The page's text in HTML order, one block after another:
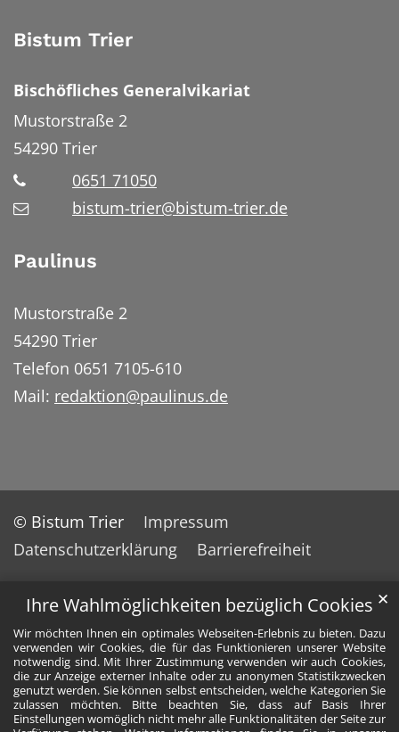
Ihre Wahlmöglichkeiten bezüglich Cookies
Wir möchten Ihnen ein optimales Webseiten-Erlebnis zu bieten. Dazu
verwenden wir Cookies, die für das Funktionieren unserer Website
notwendig sind. Mit Ihrer Zustimmung verwenden wir auch Cookies,
die zur Anzeige externer Inhalte oder zu anonymen Statistikzwecken
genutzt werden. Sie können selbst entscheiden, welche Kategorien Sie
zulassen möchten. Bitte beachten Sie, dass auf Basis Ihrer
Einstellungen womöglich nicht mehr alle Funktionalitäten der Seite zur
✕
Bistum Trier
Bischöfliches Generalvikariat
Mustorstraße 2
54290 Trier
0651 71050
bistum-trier@bistum-trier.de
Paulinus
Mustorstraße 2
54290 Trier
Telefon 0651 7105-610
Mail: redaktion@paulinus.de
© Bistum Trier
Impressum
Datenschutzerklärung
Barrierefreiheit